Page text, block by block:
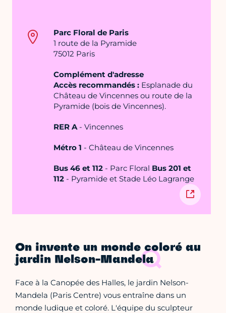
Parc Floral de Paris
1 route de la Pyramide
75012 Paris
Complément d'adresse
Accès recommandés : Esplanade du
Château de Vincennes ou route de la
Pyramide (bois de Vincennes).
RER A- Vincennes
Métro 1 - Château de Vincennes
Bus 46 et 112 - Parc Floral Bus 201 et
112 - Pyramide et Stade Léo Lagrange
On invente un monde coloré au
jardin Nelson-Mandela
Face à la Canopée des Halles, le jardin Nelson-
Mandela (Paris Centre) vous entraîne dans un
monde ludique et coloré. L'équipe du sculpteur